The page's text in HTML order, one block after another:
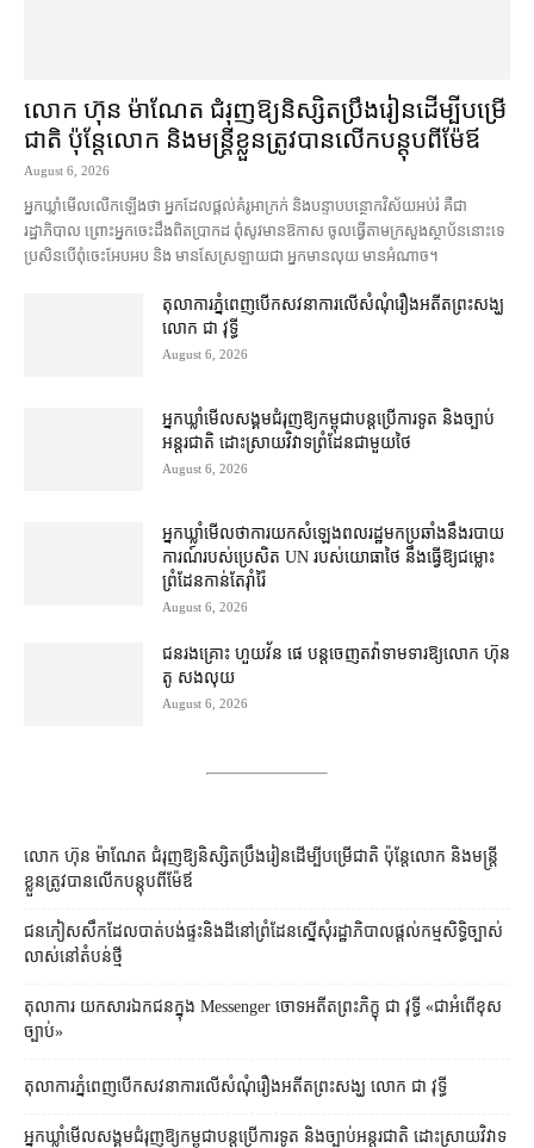
លោក ហ៊ុន ម៉ាណែត ជំរុញ​ឱ្យ​និស្សិត​ប្រឹងរៀន​ដើម្បី​បម្រើ​
ជាតិ ប៉ុន្តែ​លោក និង​មន្ត្រី​​ខ្លួន​ត្រូវ​បាន​លើក​បន្តុប​ពី​ម៉ែឪ
August 6, 2026
អ្នកឃ្លាំមើល​លើកឡើង​ថា អ្នក​ដែល​ផ្ដល់​គំរូ​អាក្រក់ និង​បន្ទាបបន្ថោក​វិស័យ​អប់រំ គឺជា​
រដ្ឋាភិបាល ព្រោះ​អ្នកចេះដឹង​ពិតប្រាកដ ពុំ​សូវ​មានឱកាស ចូល​ធ្វើតាម​ក្រសួង​ស្ថាប័ន​នោះ​ទេ
ប្រសិនបើ​ពុំ​ចេះ​អែបអប និង មាន​សែស្រឡាយ​ជា អ្នកមាន​លុយ មានអំណាច។
តុលាការ​ភ្នំពេញ​​បើកសវនាការ​លើ​សំណុំរឿង​​អតីត​ព្រះសង្ឃ
លោក ជា វុទ្ធី
August 6, 2026
អ្នកឃ្លាំមើល​សង្គម​ជំរុញ​ឱ្យ​កម្ពុជា​បន្ត​ប្រើ​ការទូត និង​ច្បាប់​
អន្តរជាតិ ដោះស្រាយ​វិវាទ​ព្រំដែន​ជាមួយ​ថៃ
August 6, 2026
អ្នកឃ្លាំមើល​ថា​ការ​យក​សំឡេង​ពលរដ្ឋ​មក​ប្រឆាំង​នឹង​របាយ
ការណ៍​របស់​ប្រេសិត UN របស់​យោធា​ថៃ នឹង​ធ្វើ​ឱ្យ​ជម្លោះ
ព្រំដែន​កាន់តែ​រ៉ាំរ៉ៃ
August 6, 2026
ជនរងគ្រោះ ហួយវ័ន ផេ បន្ត​ចេញ​តវ៉ា​ទាមទារ​ឱ្យ​លោក ហ៊ុន
តូ សង​លុយ
August 6, 2026
លោក ហ៊ុន ម៉ាណែត ជំរុញ​ឱ្យ​និស្សិត​ប្រឹងរៀន​ដើម្បី​បម្រើ​ជាតិ ប៉ុន្តែ​លោក និង​មន្ត្រី​​
ខ្លួន​ត្រូវ​បាន​លើក​បន្តុប​ពី​ម៉ែឪ
ជនភៀសសឹក​ដែល​បាត់បង់​ផ្ទះ​និង​ដី​នៅ​ព្រំដែន​ស្នើសុំ​រដ្ឋាភិបាល​ផ្តល់​កម្មសិទ្ធិ​ច្បាស់
លាស់​នៅ​តំបន់​ថ្មី
តុលាការ​​ យកសារឯកជនក្នុង Messenger ចោទអតីតព្រះភិក្ខុ ជា វុទ្ធី «ជាអំពើខុស
ច្បាប់»
តុលាការ​ភ្នំពេញ​​បើកសវនាការ​លើ​សំណុំរឿង​​អតីត​ព្រះសង្ឃ លោក ជា វុទ្ធី
អ្នកឃ្លាំមើល​សង្គម​ជំរុញ​ឱ្យ​កម្ពុជា​បន្ត​ប្រើ​ការទូត និង​ច្បាប់​អន្តរជាតិ ដោះស្រាយ​វិវាទ​